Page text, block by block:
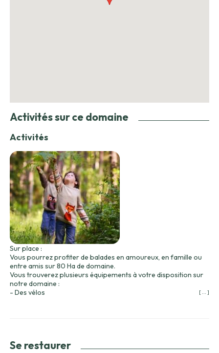
Activités sur ce domaine
Activités
Sur place :
Vous pourrez profiter de balades en amoureux, en famille ou
entre amis sur 80 Ha de domaine.
Vous trouverez plusieurs équipements à votre disposition sur
notre domaine :
- Des vélos
[ ... ]
Se restaurer